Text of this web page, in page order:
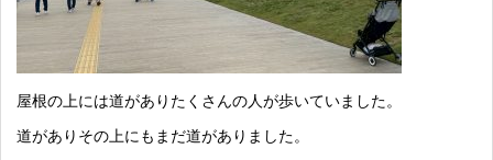
屋根の上には道がありたくさんの人が歩いていました。
道がありその上にもまだ道がありました。